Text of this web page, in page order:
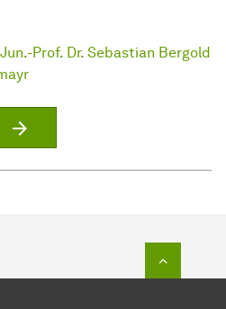
Jun.-Prof. Dr. Sebastian Bergold